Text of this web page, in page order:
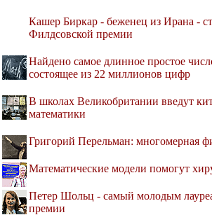
Кашер Биркар - беженец из Ирана -
Филдсовской премии
Найдено самое длинное простое
состоящее из 22 миллионов цифр
В школах Великобритании введут
математики
Григорий Перельман: многомерная
Математические модели помогут
Петер Шольц - самый молодым
премии